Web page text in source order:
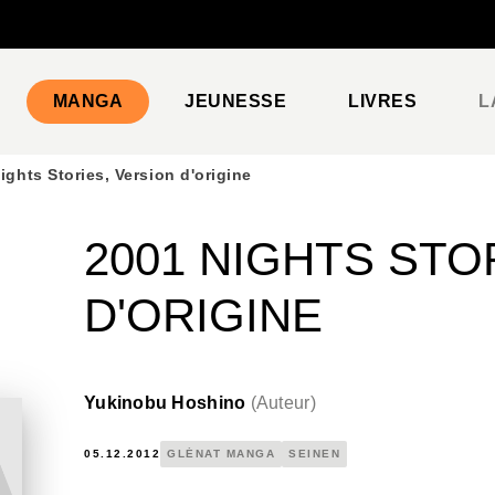
MANGA JEUNESSE LIVRES
Stories, Version d'origine
2001 NIGHTS
D'ORIGINE
Yukinobu Hoshino (Auteur)
05.12.2012 GLÉNAT MANGA SEINEN